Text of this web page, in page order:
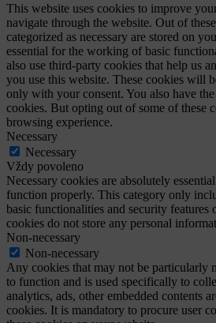
This website uses cookies to improve
navigate through the website. Out of
categorized as necessary are stored on
essential for the working of basic
also use third-party cookies that help us
you use this website. These cookies will
only with your consent. You also have
cookies. But opting out of some of these
browsing experience.
Necessary
Necessary
Vždy povoleno
Necessary cookies are absolutely
function properly. This category only
basic functionalities and security features
cookies do not store any personal
Non-necessary
Non-necessary
Any cookies that may not be particularly
to function and is used specifically to
analytics, ads, other embedded contents
cookies. It is mandatory to procure user